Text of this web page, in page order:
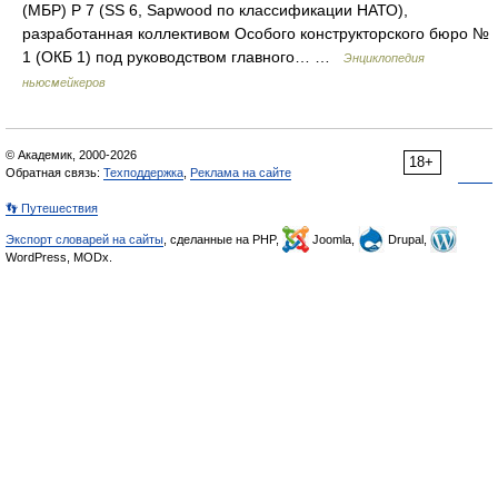
(МБР) Р 7 (SS 6, Sapwood по классификации НАТО),
разработанная коллективом Особого конструкторского бюро №
1 (ОКБ 1) под руководством главного… …
Энциклопедия
ньюсмейкеров
18+
© Академик, 2000-2026
Обратная связь: Техподдержка Реклама на сайте
👣 Путешествия
Экспорт словарей на сайты , сделанные на PHP, Joomla,
Drupal,
WordPress, MODx.